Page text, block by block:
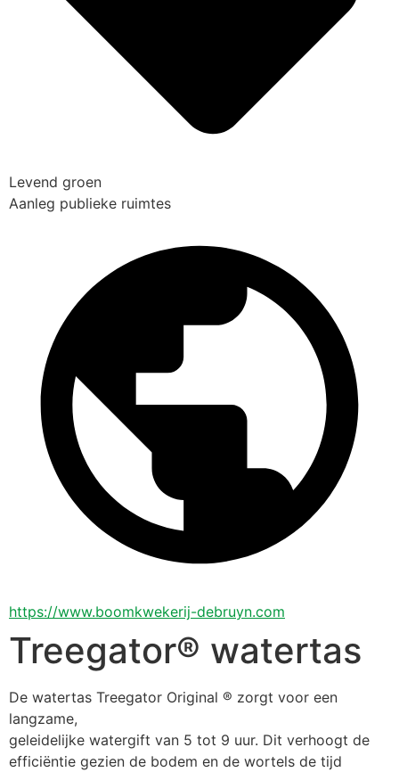
Levend groen
Aanleg publieke ruimtes
https://www.boomkwekerij-debruyn.com
Treegator® watertas
De watertas Treegator Original ® zorgt voor een
langzame,
geleidelijke watergift van 5 tot 9 uur. Dit verhoogt de
efficiëntie gezien de bodem en de wortels de tijd